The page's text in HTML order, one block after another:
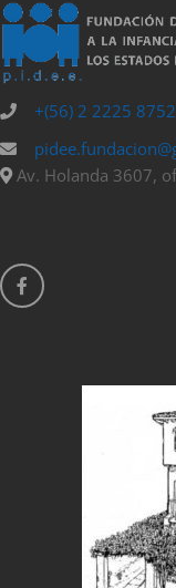
+(56) 2 2225 8752
Av. Holanda 3607,